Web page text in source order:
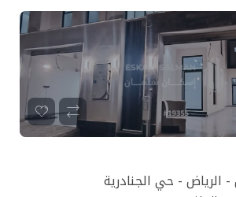
- حي الجنادرية